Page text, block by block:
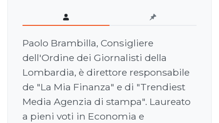
Paolo Brambilla, Consigliere
dell'Ordine dei Giornalisti della
Lombardia, è direttore responsabile
de "La Mia Finanza" e di "Trendiest
Media Agenzia di stampa". Laureato
a pieni voti in Economia e